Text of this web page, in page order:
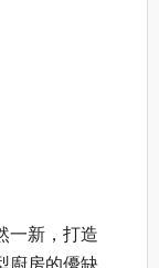
一新，打造
廚房的優缺